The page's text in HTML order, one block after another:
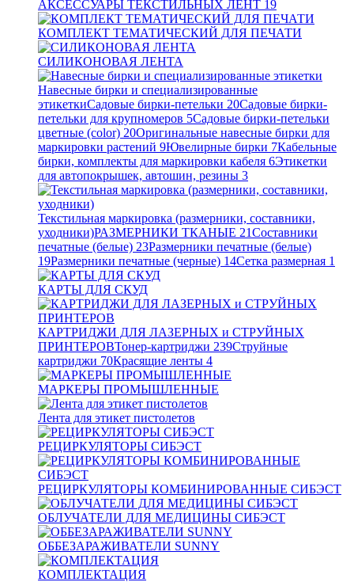
АКСЕССУАРЫ ТЕКСТИЛЬНЫХ ЛЕНТ 19
КОМПЛЕКТ ТЕМАТИЧЕСКИЙ ДЛЯ ПЕЧАТИ
СИЛИКОНОВАЯ ЛЕНТА
Навесные бирки и специализированные
этикеткиСадовые бирки-петельки 20Садовые бирки-
петельки для крупномеров 5Садовые бирки-петельки
цветные (color) 20Оригинальные навесные бирки для
маркировки растений 9Ювелирные бирки 7Кабельные
бирки, комплекты для маркировки кабеля 6Этикетки
для автопокрышек, автошин, резины 3
Текстильная маркировка (размерники, составники,
уходники)РАЗМЕРНИКИ ТКАНЫЕ 21Составники
печатные (белые) 23Размерники печатные (белые)
19Размерники печатные (черные) 14Сетка размерная 1
КАРТЫ ДЛЯ СКУД
КАРТРИДЖИ ДЛЯ ЛАЗЕРНЫХ и СТРУЙНЫХ
ПРИНТЕРОВТонер-картриджи 239Струйные
картриджи 70Красящие ленты 4
МАРКЕРЫ ПРОМЫШЛЕННЫЕ
Лента для этикет пистолетов
РЕЦИРКУЛЯТОРЫ СИБЭСТ
РЕЦИРКУЛЯТОРЫ КОМБИНИРОВАННЫЕ СИБЭСТ
ОБЛУЧАТЕЛИ ДЛЯ МЕДИЦИНЫ СИБЭСТ
ОББЕЗАРАЖИВАТЕЛИ SUNNY
КОМПЛЕКТАЦИЯ